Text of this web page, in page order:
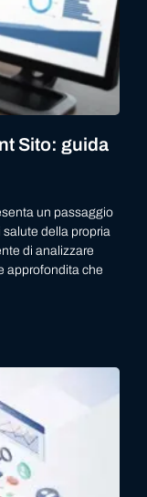
Sito: guida
un passaggio
della propria
di analizzare
approfondita che